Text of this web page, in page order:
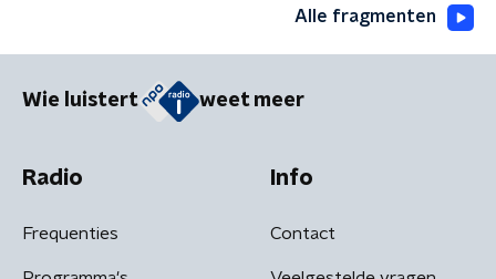
Alle fragmenten
Wie luistert weet meer
Radio
Frequenties
Info
Contact